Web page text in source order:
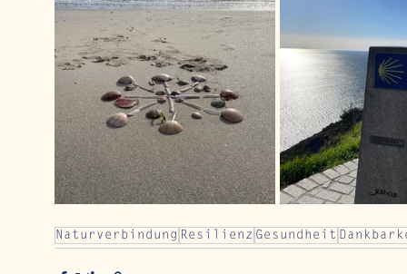
Naturverbindung Resilienz Gesundheit